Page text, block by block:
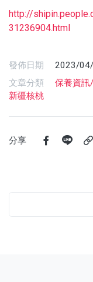
http://
31236904.html
發佈日期
2023/
文章分類
保養資訊/
新疆核桃
分享